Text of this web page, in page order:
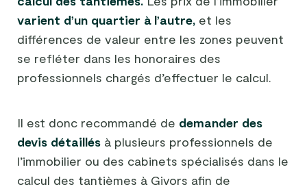
varient d’un quartier à l’autre, et les
différences de valeur entre les zones peuvent
se refléter dans les honoraires des
professionnels chargés d’effectuer le calcul.
Il est donc recommandé de demander des
devis détaillés à plusieurs professionnels de
l’immobilier ou des cabinets spécialisés dans le
calcul des tantièmes à Givors afin de